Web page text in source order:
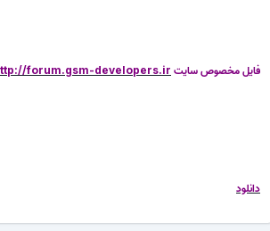
فایل مخصوص سایتhttp://forum.gsm-developers.ir/
دانلود